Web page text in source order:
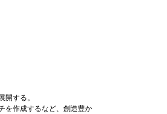
開する。
を作成するなど、創造豊か